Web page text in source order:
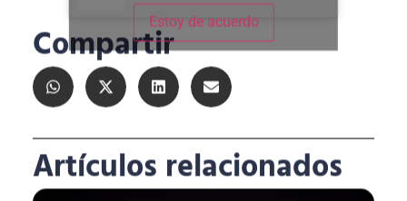
Estoy de acuerdo
Compartir
Artículos relacionados